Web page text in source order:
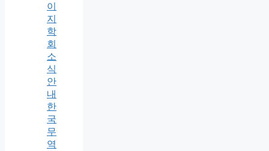
이
지
학
회
소
식
안
내
한
국
무
역